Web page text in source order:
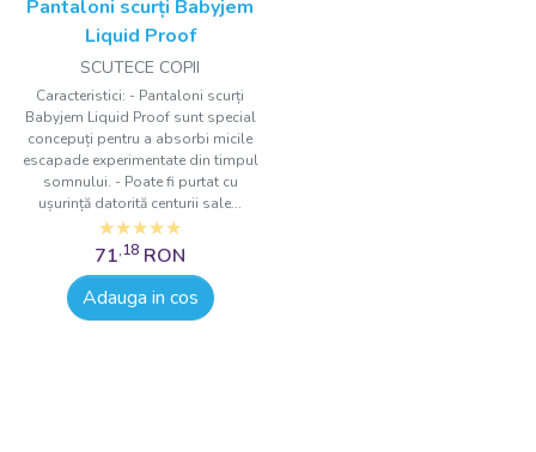
Pantaloni scurți Babyjem
Liquid Proof
SCUTECE COPII
Caracteristici: - Pantaloni scurți
Babyjem Liquid Proof sunt special
concepuți pentru a absorbi micile
escapade experimentate din timpul
somnului. - Poate fi purtat cu
ușurință datorită centurii sale...
71,18 RON
Adauga in cos